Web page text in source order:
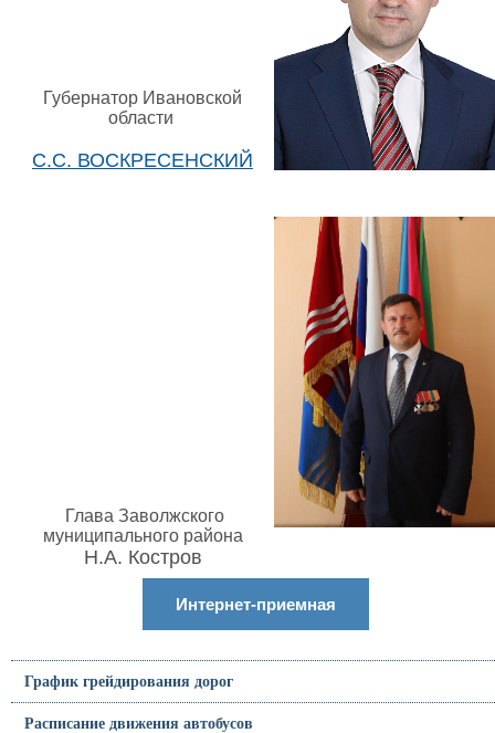
Губернатор Ивановской
области
С.С. ВОСКРЕСЕНСКИЙ
Глава Заволжского
муниципального района
Н.А. Костров
Интернет-приемная
График грейдирования дорог
Расписание движения автобусов